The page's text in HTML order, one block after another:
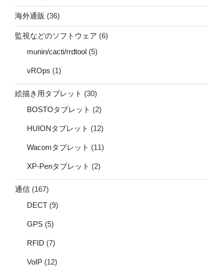
海外通販 (36)
監視などのソフトウェア (6)
munin/cacti/rrdtool (5)
vROps (1)
絵描き用タブレット (30)
BOSTOタブレット (2)
HUIONタブレット (12)
Wacomタブレット (11)
XP-Penタブレット (2)
通信 (167)
DECT (9)
GPS (5)
RFID (7)
VoIP (12)